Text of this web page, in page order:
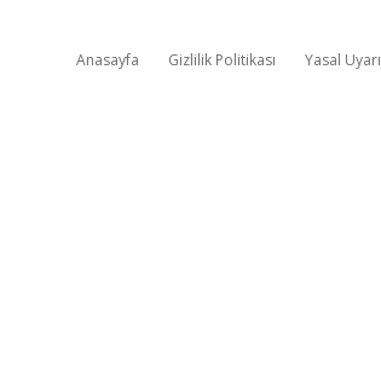
Anasayfa Gizlilik Politikası Yasal Uyarı